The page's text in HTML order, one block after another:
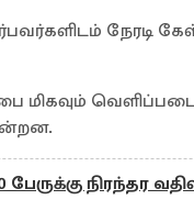
நேரடி
பேருக்கு நிரந்தர